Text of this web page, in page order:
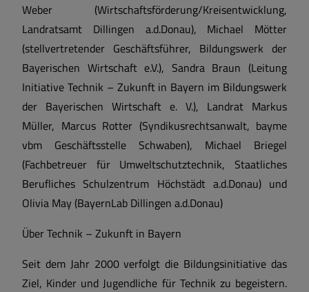
Weber (Wirtschaftsförderung/Kreisentwicklung,
Landratsamt Dillingen a.d.Donau), Michael Mötter
(stellvertretender Geschäftsführer, Bildungswerk der
Bayerischen Wirtschaft e.V.), Sandra Braun (Leitung
Initiative Technik – Zukunft in Bayern im Bildungswerk
der Bayerischen Wirtschaft e. V.), Landrat Markus
Müller, Marcus Rotter (Syndikusrechtsanwalt, bayme
vbm Geschäftsstelle Schwaben), Michael Briegel
(Fachbetreuer für Umweltschutztechnik, Staatliches
Berufliches Schulzentrum Höchstädt a.d.Donau) und
Olivia May (BayernLab Dillingen a.d.Donau)
Über Technik – Zukunft in Bayern
Seit dem Jahr 2000 verfolgt die Bildungsinitiative das
Ziel, Kinder und Jugendliche für Technik zu begeistern.